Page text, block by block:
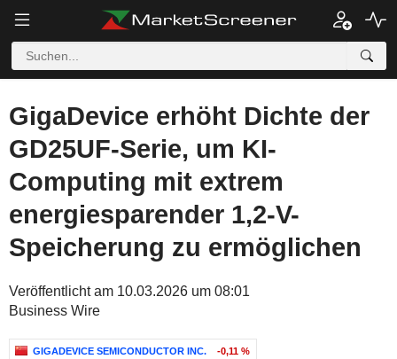
GigaDevice erhöht Dichte der
GD25UF-Serie, um KI-
Computing mit extrem
energiesparender 1,2-V-
Speicherung zu ermöglichen
Veröffentlicht am 10.03.2026 um 08:01
Business Wire
GIGADEVICE SEMICONDUCTOR INC. -0,11 %